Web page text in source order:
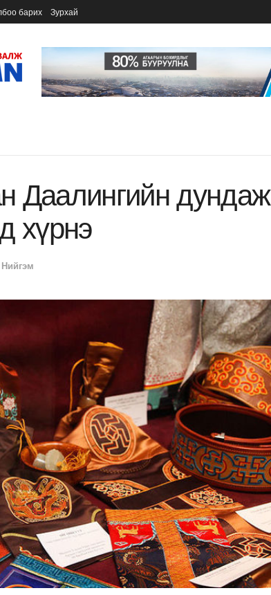
барих Зурхай
Даалингийн дундаж
хүрнэ
Нийгэм